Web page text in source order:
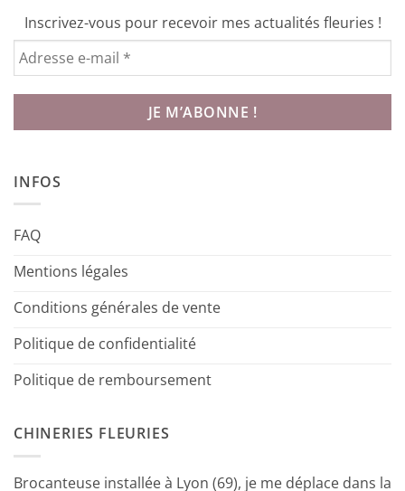
Inscrivez-vous pour recevoir mes actualités fleuries !
INFOS
FAQ
Mentions légales
Conditions générales de vente
Politique de confidentialité
Politique de remboursement
CHINERIES FLEURIES
Brocanteuse installée à Lyon (69), je me déplace dans la